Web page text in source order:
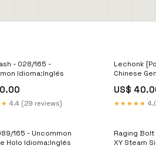
- 028/165 -
Idioma:Inglés
4.4 (29 reviews)
Lechonk
Chinese
US$
★★★★★
165 - Uncommon
Holo Idioma:Inglés
Raging Bolt
XY Steam